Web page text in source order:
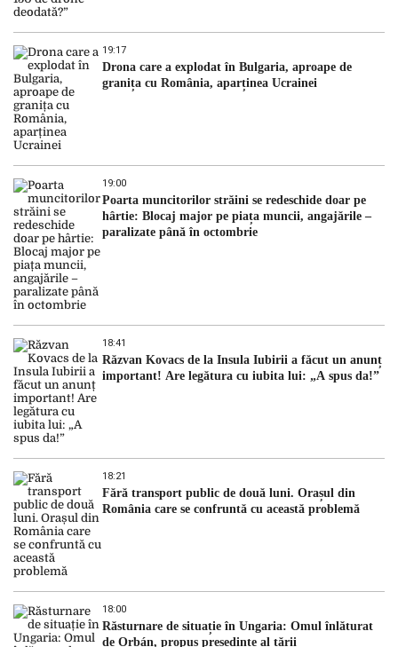
19:17
Drona care a explodat în Bulgaria, aproape de
granița cu România, aparținea Ucrainei
19:00
Poarta muncitorilor străini se redeschide doar pe
hârtie: Blocaj major pe piața muncii, angajările –
paralizate până în octombrie
18:41
Răzvan Kovacs de la Insula Iubirii a făcut un anunț
important! Are legătura cu iubita lui: „A spus da!”
18:21
Fără transport public de două luni. Orașul din
România care se confruntă cu această problemă
18:00
Răsturnare de situație în Ungaria: Omul înlăturat
de Orbán, propus președinte al țării